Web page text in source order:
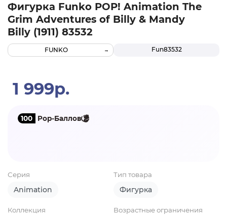
Фигурка Funko POP! Animation The
Grim Adventures of Billy & Mandy
Billy (1911) 83532
Fun83532
FUNKO
1 999р.
100 Pop-Баллов
Серия
Animation
Тип товара
Фигурка
Коллекция Возрастные ограничения